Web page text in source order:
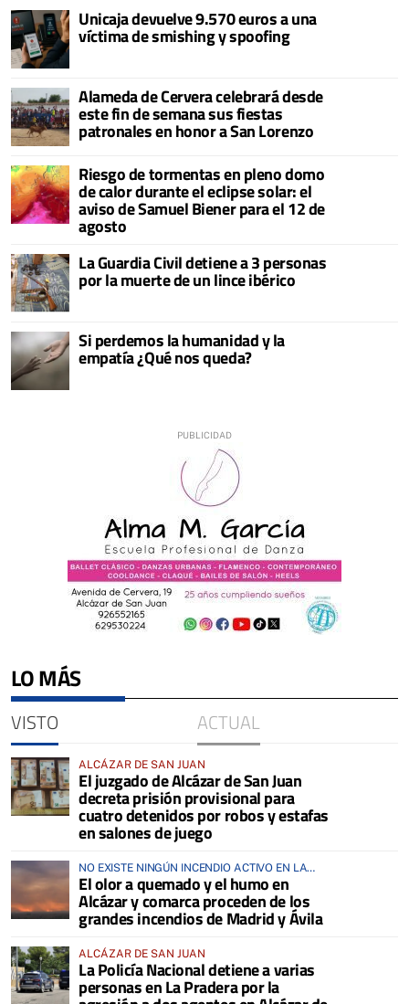
Unicaja devuelve 9.570 euros a una
víctima de smishing y spoofing
Alameda de Cervera celebrará desde
este fin de semana sus fiestas
patronales en honor a San Lorenzo
Riesgo de tormentas en pleno domo
de calor durante el eclipse solar: el
aviso de Samuel Biener para el 12 de
agosto
La Guardia Civil detiene a 3 personas
por la muerte de un lince ibérico
Si perdemos la humanidad y la
empatía ¿Qué nos queda?
LO MÁS
VISTO ACTUAL
ALCÁZAR DE SAN JUAN
El juzgado de Alcázar de San Juan
decreta prisión provisional para
cuatro detenidos por robos y estafas
en salones de juego
NO EXISTE NINGÚN INCENDIO ACTIVO EN LA
COMARCA
El olor a quemado y el humo en
Alcázar y comarca proceden de los
grandes incendios de Madrid y Ávila
ALCÁZAR DE SAN JUAN
La Policía Nacional detiene a varias
personas en La Pradera por la